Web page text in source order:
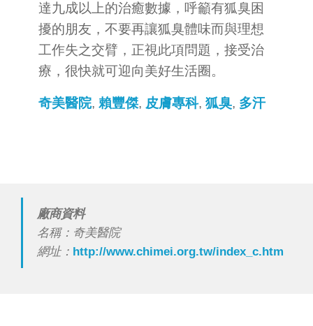
達九成以上的治癒數據，呼籲有狐臭困
擾的朋友，不要再讓狐臭體味而與理想
工作失之交臂，正視此項問題，接受治
療，很快就可迎向美好生活圈。
奇美醫院, 賴豐傑, 皮膚專科, 狐臭, 多汗
廠商資料
名稱：奇美醫院
網址： http://www.chimei.org.tw/index_c.htm